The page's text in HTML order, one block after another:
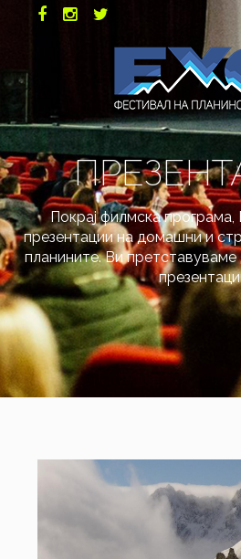
Покрај филмска програма,
презентации на домашни и
планините. Ви